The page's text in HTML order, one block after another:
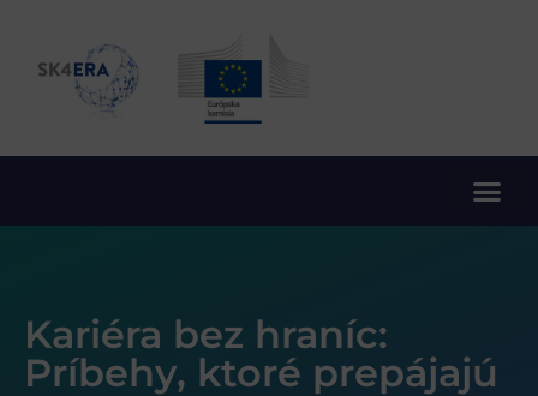
Kariéra bez hraníc:
Príbehy, ktoré prepájajú